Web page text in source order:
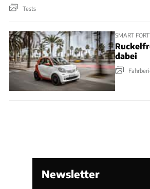
Tests
SMART
dabei
Newsletter